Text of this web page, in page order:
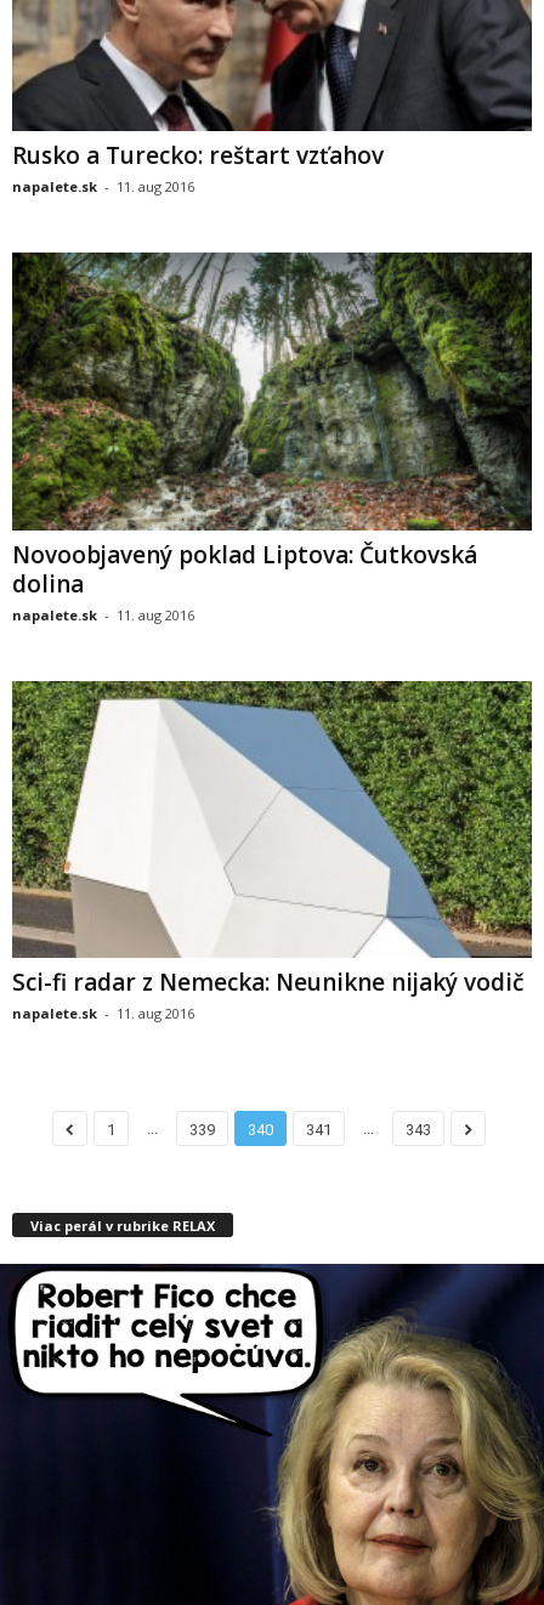
Rusko a Turecko: reštart vzťahov
napalete.sk - 11. aug 2016
Novoobjavený poklad Liptova: Čutkovská
dolina
napalete.sk - 11. aug 2016
Sci-fi radar z Nemecka: Neunikne nijaký vodič
napalete.sk - 11. aug 2016
1 339 340 341 343
Viac perál v rubrike RELAX